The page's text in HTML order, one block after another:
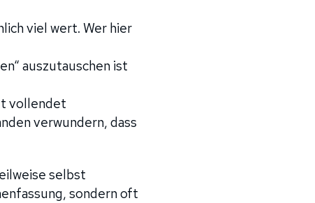
viel wert. Wer hier
auszutauschen ist
vollendet
verwundern, dass
selbst
sondern oft